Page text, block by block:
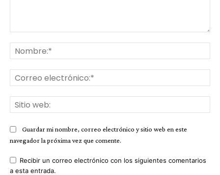
Guardar mi nombre, correo electrónico y sitio web en este
navegador la próxima vez que comente.
Recibir un correo electrónico con los siguientes comentarios
a esta entrada.